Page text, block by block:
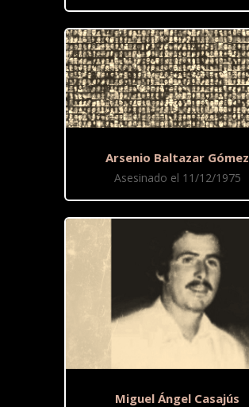
Arsenio Baltazar Gómez
Asesinado el 11/12/1975
Miguel Ángel Casajús